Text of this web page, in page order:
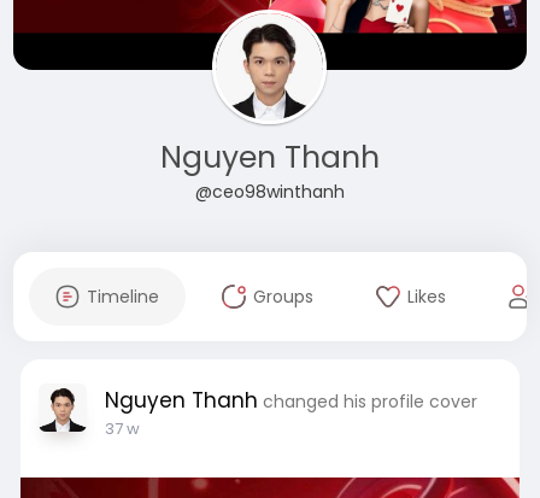
Nguyen Thanh
@ceo98winthanh
Timeline Groups Likes
Nguyen Thanh changed his profile cover
37 w